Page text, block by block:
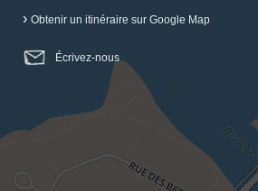
› Obtenir un itinéraire sur Google Map
Écrivez-nous